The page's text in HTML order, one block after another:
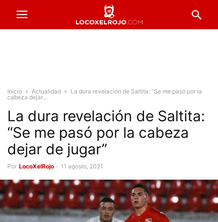
Inicio Actualidad
La dura revelación de Saltita: “Se me pasó por la
cabeza dejar...
La dura revelación de Saltita:
“Se me pasó por la cabeza
dejar de jugar”
Por LocoXelRojo - 11 agosto, 2021